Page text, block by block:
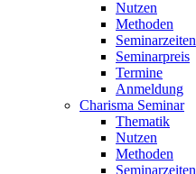
Nutzen
Methoden
Seminarzeiten
Seminarpreis
Termine
Anmeldung
Charisma Seminar
Thematik
Nutzen
Methoden
Seminarzeiten